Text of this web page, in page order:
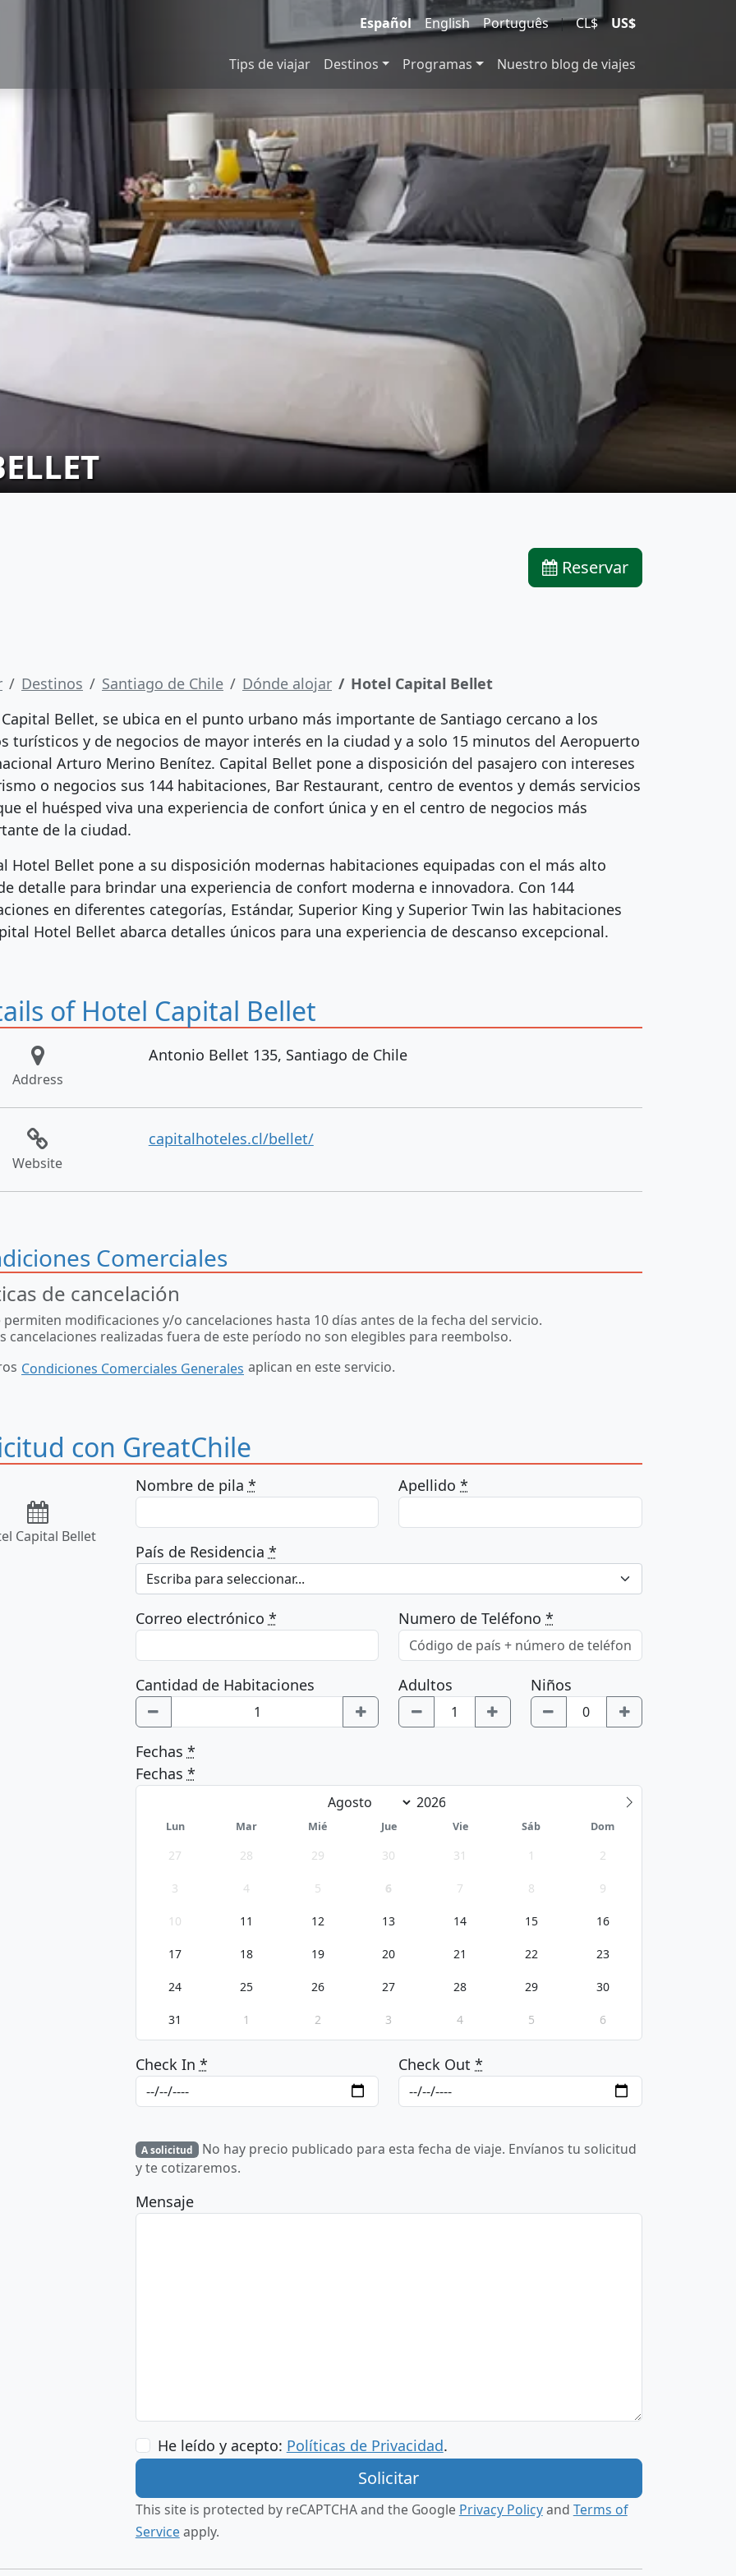
Español English Português | CL$ US$
Tips de viajar Destinos Programas Nuestro blog de viajes
Reservar
Destinos Santiago de Chile Dónde alojar
Hotel Capital Bellet
Bellet, se ubica en el punto urbano más importante de Santiago cercano a los
turísticos y de negocios de mayor interés en la ciudad y a solo 15 minutos del Aeropuerto
Arturo Merino Benítez. Capital Bellet pone a disposición del pasajero con intereses
o negocios sus 144 habitaciones, Bar Restaurant, centro de eventos y demás servicios
el huésped viva una experiencia de confort única y en el centro de negocios más
de la ciudad.
Hotel Bellet pone a su disposición modernas habitaciones equipadas con el más alto
detalle para brindar una experiencia de confort moderna e innovadora. Con 144
en diferentes categorías, Estándar, Superior King y Superior Twin las habitaciones
Hotel Bellet abarca detalles únicos para una experiencia de descanso excepcional.
of Hotel Capital Bellet
Address
Antonio Bellet 135, Santiago de Chile
Website
capitalhoteles.cl/bellet/
Comerciales
de cancelación
permiten modificaciones y/o cancelaciones hasta 10 días antes de la fecha del servicio.
cancelaciones realizadas fuera de este período no son elegibles para reembolso.
Condiciones Comerciales Generales aplican en este servicio.
con GreatChile
Capital Bellet
Nombre de pila * Apellido*
País de Residencia *
Escriba para seleccionar...
Correo electrónico * Numero de Teléfono*
Cantidad de Habitaciones Adultos Niños
Fechas *
Fechas *
Lun Mar Mié Jue Vie Sáb Dom
27 28 29 30 31 1 2
3 4 5 6 7 8 9
10 11 12 13 14 15 16
17 18 19 20 21 22 23
24 25 26 27 28 29 30
31 1 2 3 4 5 6
Check In * Check Out*
A solicitud
No hay precio publicado para esta fecha de viaje. Envíanos tu solicitud
y te cotizaremos.
Mensaje
He leído y acepto: Políticas de Privacidad.
This site is protected by reCAPTCHA and the Google Privacy Policyand Terms of
Service apply.